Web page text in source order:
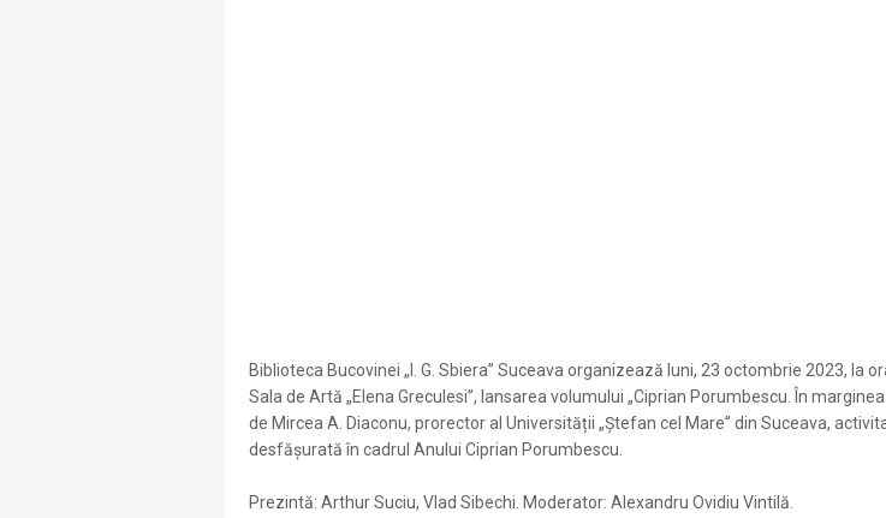
Biblioteca Bucovinei „I. G. Sbiera” Suceava organizează luni, 23 octombrie 2023, la
Sala de Artă „Elena Greculesi”, lansarea volumului „Ciprian Porumbescu. În
de Mircea A. Diaconu, prorector al Universității „Ștefan cel Mare” din Suceava,
desfășurată în cadrul Anului Ciprian Porumbescu.
Prezintă: Arthur Suciu, Vlad Sibechi. Moderator: Alexandru Ovidiu Vintilă.